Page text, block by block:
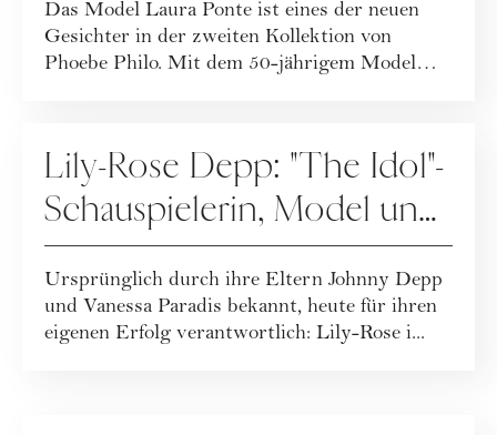
Das Model Laura Ponte ist eines der neuen
Gesichter in der zweiten Kollektion von
Phoebe Philo. Mit dem 50-jährigem Model
Lily-Rose Depp: "The Idol"-
Schauspielerin, Model und
Chanel-Botschafterin
Ursprünglich durch ihre Eltern Johnny Depp
und Vanessa Paradis bekannt, heute für ihren
eigenen Erfolg verantwortlich: Lily-Rose i...